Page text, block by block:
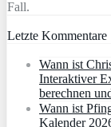
Fall.
Letzte Kommentare
Wann ist
Interaktiver
berechnen
Wann ist
Kalender